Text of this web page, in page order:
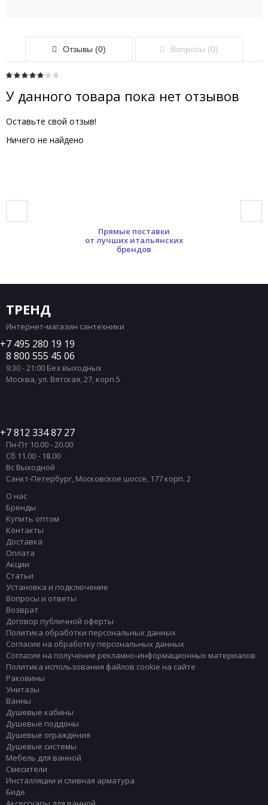
Отзывы (0) Вопросы (0)
У данного товара пока нет отзывов
Оставьте свой отзыв!
Ничего не найдено
Прямые поставки
от лучших итальянских
брендов
ТРЕНД
Интернет-магазин сантехники
7 495 280 19 19
8 800 555 45 06
9:30 - 21:00 Без выходных
Москва,ул. Вятская, 27, корп.5
7 812 334 87 27
Пн-Пт 10.00 - 20.00
Сб 11.00 - 18.00
Вс Выходной
Санкт-Петербург, Московское шоссе, 177 корп. 2
О нас
Бренды
Купить оптом
Контакты
Доставка
Оплата
Акции
Статьи
Установка и подключение
Вопросы и ответы
Возврат
Договор публичной оферты
Политика обработки персональных данных
Согласие на обработку персональных данных
Согласие на получение рекламно-информационных материалов
Политика использования файлов cookie на сайте
Раковины
Унитазы
Ванны
Душевые кабины
Душевые поддоны
Душевые ограждения
Душевые системы
Мебель для ванной
Смесители
Инсталляции и сливная арматура
Биде